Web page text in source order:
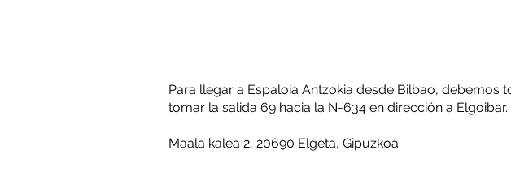
Para llegar a Espaloia Antzokia desde Bilbao,
tomar la salida 69 hacia la N-634 en dirección a
Maala kalea 2, 20690 Elgeta, Gipuzkoa